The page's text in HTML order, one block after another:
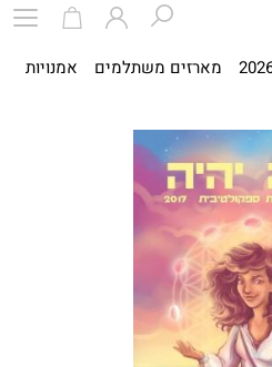
מארזים משתלמים אמנויות